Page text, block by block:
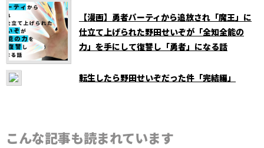
【漫画】勇者パーティから追放され「魔王」に
仕立て上げられた野田せいぞが「全知全能の
力」を手にして復讐し「勇者」になる話
転生したら野田せいぞだった件「完結編」
こんな記事も読まれています